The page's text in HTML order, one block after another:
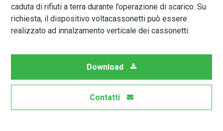
caduta di rifiuti a terra durante l’operazione di scarico. Su
richiesta, il dispositivo voltacassonetti può essere
realizzato ad innalzamento verticale dei cassonetti.
Download
Contatti